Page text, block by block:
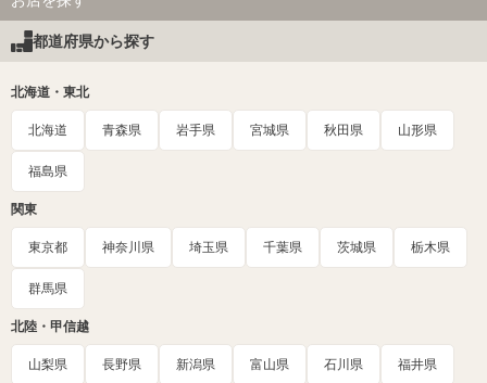
都道府県から探す
北海道・東北
北海道 青森県 岩手県 宮城県 秋田県 山形県
福島県
関東
東京都 神奈川県 埼玉県 千葉県 茨城県 栃木県
群馬県
北陸・甲信越
山梨県 長野県 新潟県 富山県 石川県 福井県